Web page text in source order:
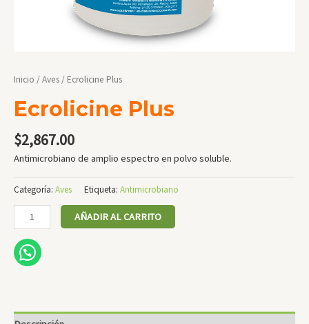
Inicio /Aves / Ecrolicine Plus
Ecrolicine Plus
$2,867.00
Antimicrobiano de amplio espectro en polvo soluble.
Categoría: Aves Etiqueta: Antimicrobiano
Ecrolicine
Plus
cantidad
AÑADIR AL CARRITO